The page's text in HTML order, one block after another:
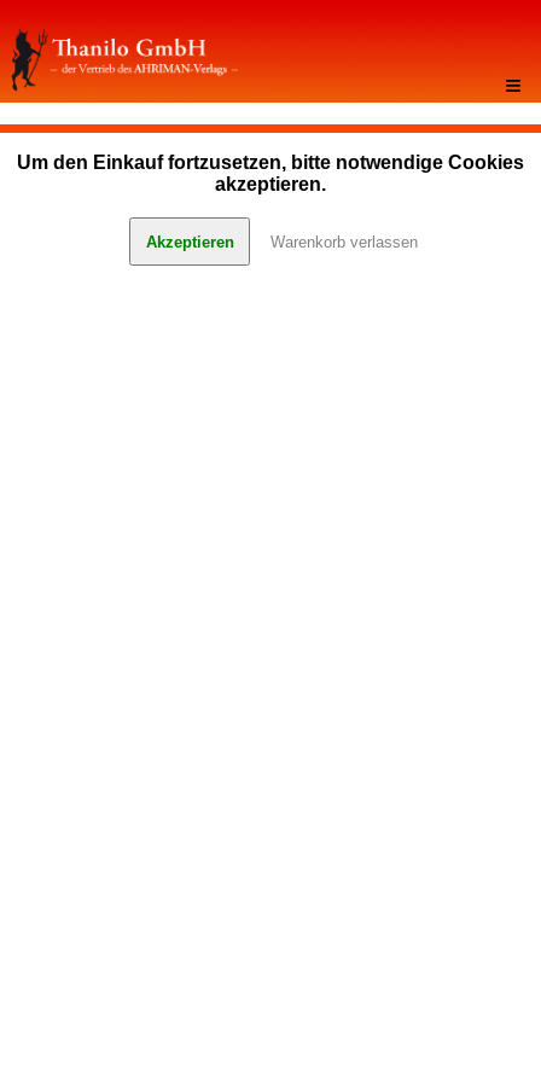
≡
Um den Einkauf fortzusetzen, bitte notwendige Cookies
akzeptieren.
Akzeptieren Warenkorb verlassen